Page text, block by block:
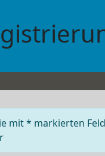
mit * markierten